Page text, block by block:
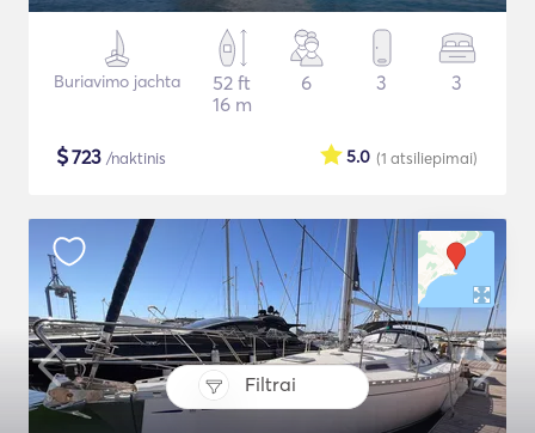
Filtrai
Buriavimo jachta
52 ft
16 m
6 3 3
$723 /naktinis (1 atsiliepimai)
5.0